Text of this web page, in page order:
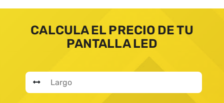
CALCULA EL PRECIO DE TU
PANTALLA LED